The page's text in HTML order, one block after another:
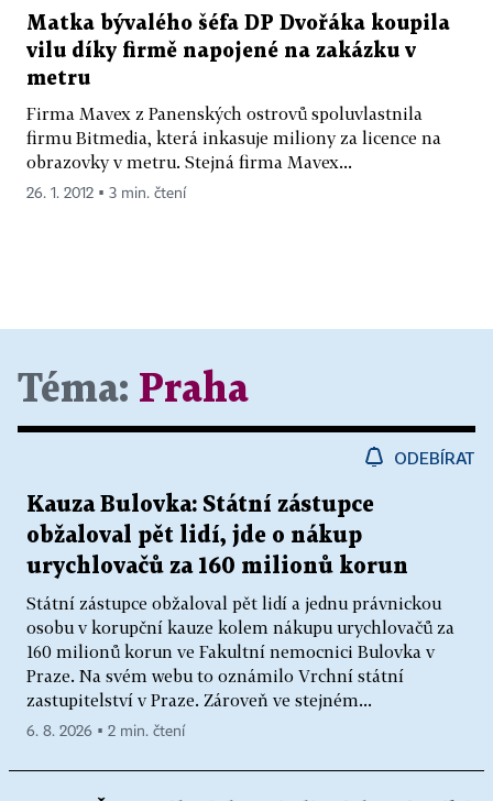
Matka bývalého šéfa DP Dvořáka koupila
vilu díky firmě napojené na zakázku v
metru
Firma Mavex z Panenských ostrovů spoluvlastnila
firmu Bitmedia, která inkasuje miliony za licence na
obrazovky v metru. Stejná firma Mavex...
26. 1. 2012 ▪ 3 min. čtení
Téma: Praha
ODEBÍRAT
Kauza Bulovka: Státní zástupce
obžaloval pět lidí, jde o nákup
urychlovačů za 160 milionů korun
Státní zástupce obžaloval pět lidí a jednu právnickou
osobu v korupční kauze kolem nákupu urychlovačů za
160 milionů korun ve Fakultní nemocnici Bulovka v
Praze. Na svém webu to oznámilo Vrchní státní
zastupitelství v Praze. Zároveň ve stejném...
6. 8. 2026 ▪ 2 min. čtení